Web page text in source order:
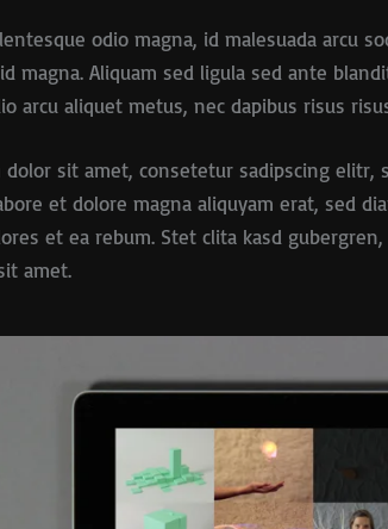
odio magna, id malesuada arcu
magna. Aliquam sed ligula sed ante
arcu aliquet metus, nec dapibus risus
dolor sit amet, consetetur sadipscing elitr,
et dolore magna aliquyam erat, sed
et ea rebum. Stet clita kasd
amet.